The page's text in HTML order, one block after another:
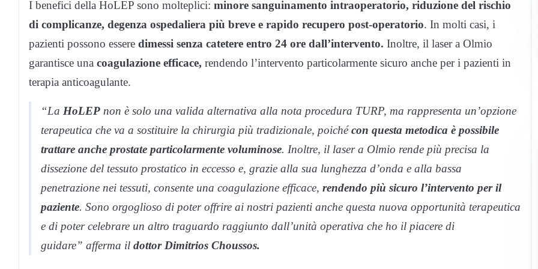
I benefici della HoLEP sono molteplici: minore sanguinamento intraoperatorio, riduzione del rischio
di complicanze, degenza ospedaliera più breve e rapido recupero post-operatorio. In molti casi, i
pazienti possono essere dimessi senza catetere entro 24 ore dall’intervento. Inoltre, il laser a Olmio
garantisce una coagulazione efficace, rendendo l’intervento particolarmente sicuro anche per i pazienti in
terapia anticoagulante.
“La HoLEP non è solo una valida alternativa alla nota procedura TURP, ma rappresenta un’opzione
terapeutica che va a sostituire la chirurgia più tradizionale, poichécon questa metodica è possibile
trattare anche prostate particolarmente voluminose. Inoltre, il laser a Olmio rende più precisa la
dissezione del tessuto prostatico in eccesso e, grazie alla sua lunghezza d’onda e alla bassa
penetrazione nei tessuti, consente una coagulazione efficace, rendendo più sicuro l’intervento per il
paziente. Sono orgoglioso di poter offrire ai nostri pazienti anche questa nuova opportunità terapeutica
e di poter celebrare un altro traguardo raggiunto dall’unità operativa che ho il piacere di
guidare” afferma il dottor Dimitrios Choussos.